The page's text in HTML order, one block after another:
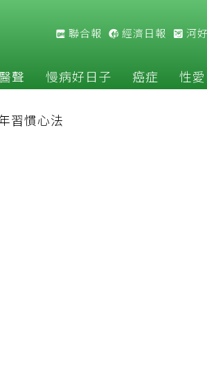
聯合報 經濟日報 河
醫聲 慢病好日子 癌症 性愛
習慣心法